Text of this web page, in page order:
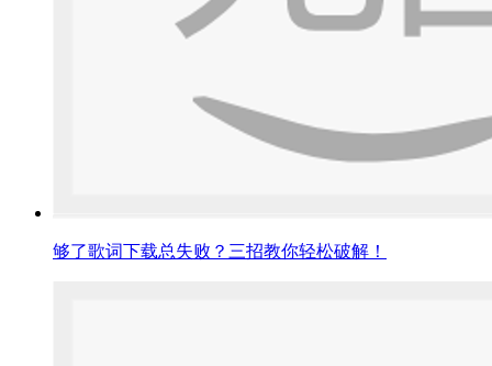
够了歌词下载总失败？三招教你轻松破解！